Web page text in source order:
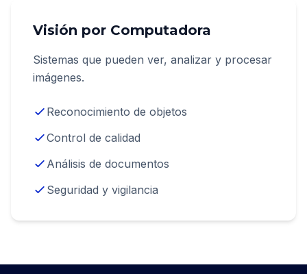
Visión por Computadora
Sistemas que pueden ver, analizar y procesar
imágenes.
Reconocimiento de objetos
Control de calidad
Análisis de documentos
Seguridad y vigilancia